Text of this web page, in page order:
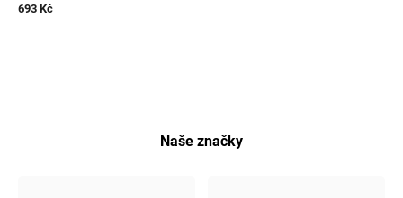
693 Kč
Naše značky